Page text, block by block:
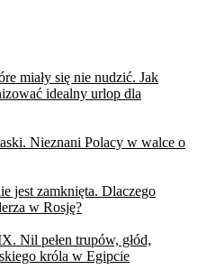
miały się nie nudzić. Jak
idealny urlop dla
Nieznani Polacy w walce o
jest zamknięta. Dlaczego
w Rosję?
Nil pełen trupów, głód,
króla w Egipcie